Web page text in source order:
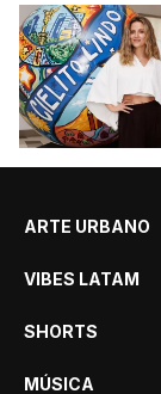
ARTE URBANO
VIBES LATAM
SHORTS
MÚSICA